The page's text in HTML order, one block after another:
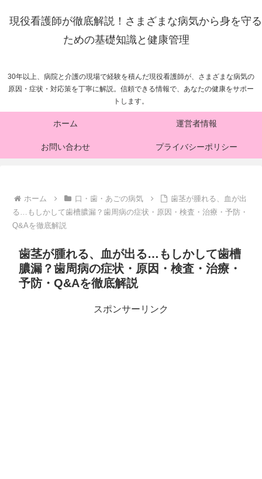
現役看護師が徹底解説！さまざまな病気から身を守る
ための基礎知識と健康管理
30年以上、病院と介護の現場で経験を積んだ現役看護師が、さまざまな病気の
原因・症状・対応策を丁寧に解説。信頼できる情報で、あなたの健康をサポー
トします。
ホーム 運営者情報
お問い合わせ プライバシーポリシー
ホーム 口・歯・あごの病気
歯茎が腫れる、血が出
る…もしかして歯槽膿漏？歯周病の症状・原因・検査・治療・予防・
Q&Aを徹底解説
歯茎が腫れる、血が出る…もしかして歯槽
膿漏？歯周病の症状・原因・検査・治療・
予防・Q&Aを徹底解説
スポンサーリンク